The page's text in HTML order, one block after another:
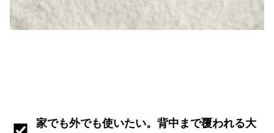
家でも外でも使いたい。背中まで覆われる大